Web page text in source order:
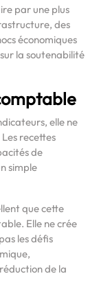
par une plus
des
économiques
la soutenabilité
elle ne
recettes
de
simple
que cette
Elle ne crée
les défis
de la